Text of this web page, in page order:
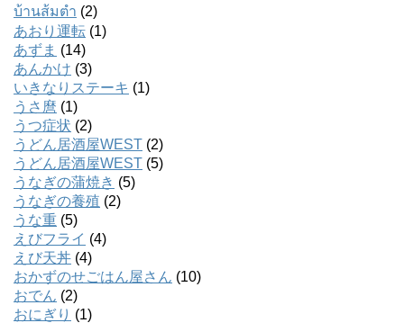
บ้านส้มตํา (2)
あおり運転 (1)
あずま (14)
あんかけ (3)
いきなりステーキ (1)
うさ麿 (1)
うつ症状 (2)
うどん居酒屋WEST (2)
うどん居酒屋WEST (5)
うなぎの蒲焼き (5)
うなぎの養殖 (2)
うな重 (5)
えびフライ (4)
えび天丼 (4)
おかずのせごはん屋さん (10)
おでん (2)
おにぎり (1)